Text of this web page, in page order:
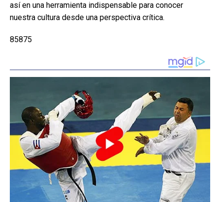
así en una herramienta indispensable para conocer
nuestra cultura desde una perspectiva crítica.
85875